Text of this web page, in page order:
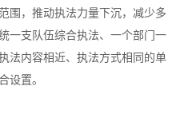
围，推动执法力量下沉，减少多
一支队伍综合执法、一个部门一
法内容相近、执法方式相同的单
设置。